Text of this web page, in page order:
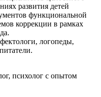
развития детей
функциональной
коррекции в рамках
логопеды,
психолог с опытом